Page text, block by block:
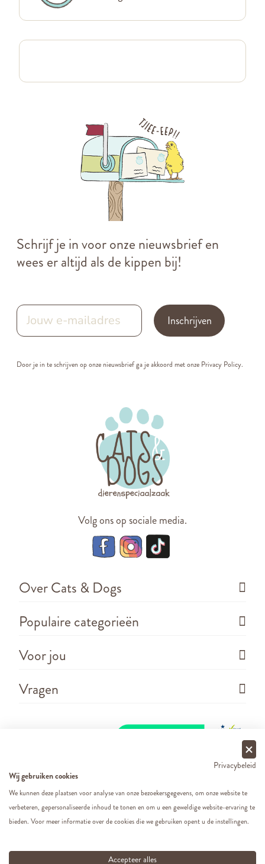
Schrijf je in voor onze nieuwsbrief en
wees er altijd als de kippen bij!
Inschrijven
Door je in te schrijven op onze nieuwsbrief ga je akkoord met onze Privacy Policy.
Volg ons op sociale media.
Over Cats & Dogs
Populaire categorieën
Voor jou
Vragen
Copyright ©2026 - Cats&Dogs - Website byeWings
e-commerce
Privacybeleid
Wij gebruiken cookies
We kunnen deze plaatsen voor analyse van onze bezoekersgegevens, om onze website te
verbeteren, gepersonaliseerde inhoud te tonen en om u een geweldige website-ervaring te
bieden. Voor meer informatie over de cookies die we gebruiken opent u de instellingen.
Accepteer alles